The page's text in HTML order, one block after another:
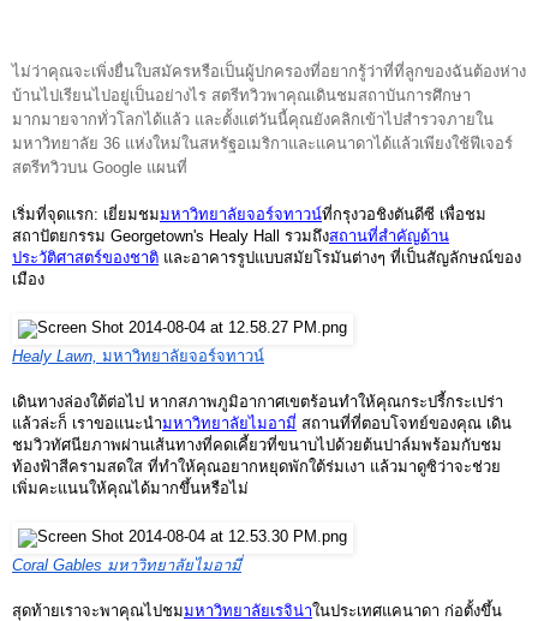
ไม่ว่าคุณจะเพิ่งยื่นใบสมัครหรือเป็นผู้ปกครองที่อยากรู้ว่าที่ที่ลูกของฉันต้องห่าง
บ้านไปเรียนไปอยู่เป็นอย่างไร สตรีทวิวพาคุณเดินชมสถาบันการศึกษา
มากมายจากทั่วโลกได้เเล้ว และตั้งเเต่วันนี้คุณยังคลิกเข้าไปสำรวจภายใน
มหาวิทยาลัย 36 แห่งใหม่ในสหรัฐอเมริกาและแคนาดาได้แล้วเพียงใช้ฟีเจอร์
สตรีทวิวบน Google แผนที่
เริ่มที่จุดเเรก: เยี่ยมชมมหาวิทยาลัยจอร์จทาวน์ที่กรุงวอชิงตันดีซี เพื่อชม
สถาปัตยกรรม Georgetown's Healy Hall รวมถึงสถานที่สำคัญด้าน
ประวัติศาสตร์ของชาติ และอาคารรูปแบบสมัยโรมันต่างๆ ที่เป็นสัญลักษณ์ของ
เมือง
Healy Lawn, มหาวิทยาลัยจอร์จทาวน์
เดินทางล่องใต้ต่อไป หากสภาพภูมิอากาศเขตร้อนทำให้คุณกระปรี้กระเปร่า
แล้วล่ะก็ เราขอแนะนำมหาวิทยาลัยไมอามี่ สถานที่ที่ตอบโจทย์ของคุณ เดิน
ชมวิวทัศนียภาพผ่านเส้นทางที่คดเคี้ยวที่ขนาบไปด้วยต้นปาล์มพร้อมกับชม
ท้องฟ้าสีครามสดใส ที่ทำให้คุณอยากหยุดพักใต้ร่มเงา แล้วมาดูซิว่าจะช่วย
เพิ่มคะแนนให้คุณได้มากขึ้นหรือไม่
Coral Gables มหาวิทยาลัยไมอามี่
สุดท้ายเราจะพาคุณไปชมมหาวิทยาลัยเรจิน่าในประเทศแคนาดา ก่อตั้งขึ้น